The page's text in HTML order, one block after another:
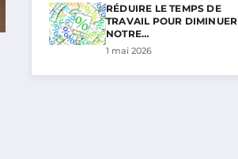
RÉDUIRE LE TEMPS DE
TRAVAIL POUR DIMINUER
NOTRE…
1 mai 2026